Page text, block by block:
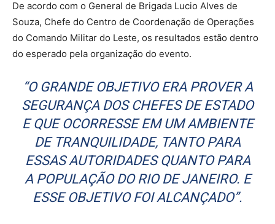
De acordo com o General de Brigada Lucio Alves de
Souza, Chefe do Centro de Coordenação de Operações
do Comando Militar do Leste, os resultados estão dentro
do esperado pela organização do evento.
“O GRANDE OBJETIVO ERA PROVER A
SEGURANÇA DOS CHEFES DE ESTADO
E QUE OCORRESSE EM UM AMBIENTE
DE TRANQUILIDADE, TANTO PARA
ESSAS AUTORIDADES QUANTO PARA
A POPULAÇÃO DO RIO DE JANEIRO. E
ESSE OBJETIVO FOI ALCANÇADO”.